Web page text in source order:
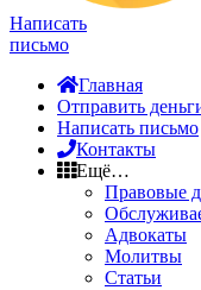
Написать
письмо
Главная
Отправить
Написать письмо
Контакты
Ещё…
Правовые
Адвокаты
Молитвы
Статьи